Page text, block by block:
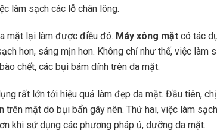
làm sạch các lỗ chân lông.
mặt lại làm được điều đó. Máy xông mặt có tác
hơn, sáng mịn hơn. Không chỉ như thế, việc làm
chết, các bụi bám dính trên da mặt.
rất lớn tới hiệu quả làm đẹp da mặt. Đầu tiên,
mặt do bụi bẩn gây nên. Thứ hai, việc làm
khi sử dụng các phương pháp ủ, dưỡng da mặt.